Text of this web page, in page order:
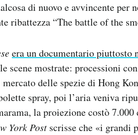
di nuovo e avvincente per
ribattezza “The battle of the
era un documentario piuttosto
scene mostrate: processioni
delle spezie di Hong
spray, poi l’aria veniva
la proiezione costò
York Post scrisse che «i grandi